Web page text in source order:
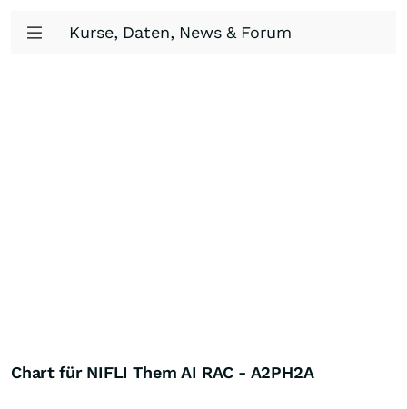
Kurse, Daten, News & Forum
Chart für NIFLI Them AI RAC - A2PH2A